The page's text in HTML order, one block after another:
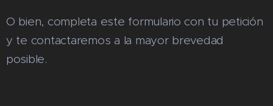
O bien, completa este formulario con tu petición
y te contactaremos a la mayor brevedad
posible.